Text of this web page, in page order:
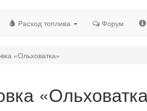
Расход топлива Форум
«Ольховатка»